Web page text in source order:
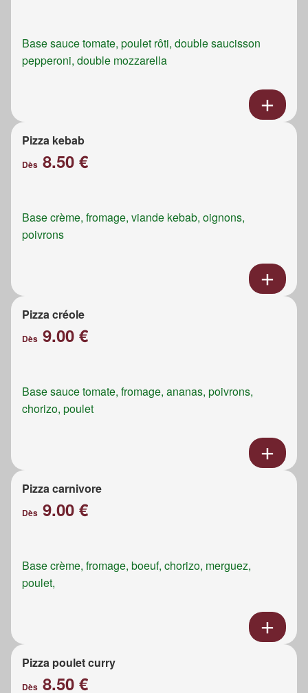
Base sauce tomate, poulet rôti, double saucisson
pepperoni, double mozzarella
Pizza kebab
Dès 8.50 €
Base crème, fromage, viande kebab, oignons,
poivrons
Pizza créole
Dès 9.00 €
Base sauce tomate, fromage, ananas, poivrons,
chorizo, poulet
Pizza carnivore
Dès 9.00 €
Base crème, fromage, boeuf, chorizo, merguez,
poulet,
Pizza poulet curry
Dès 8.50 €